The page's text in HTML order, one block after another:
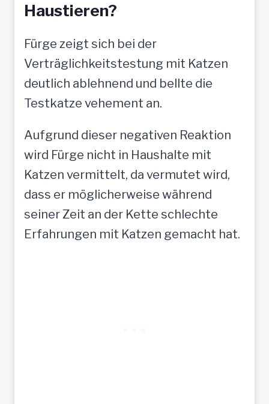
Haustieren?
Fürge zeigt sich bei der
Verträglichkeitstestung mit Katzen
deutlich ablehnend und bellte die
Testkatze vehement an.
Aufgrund dieser negativen Reaktion
wird Fürge nicht in Haushalte mit
Katzen vermittelt, da vermutet wird,
dass er möglicherweise während
seiner Zeit an der Kette schlechte
Erfahrungen mit Katzen gemacht hat.